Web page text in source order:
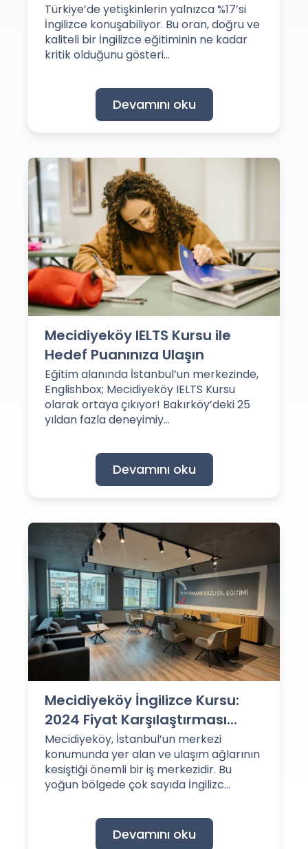
Türkiye’de yetişkinlerin yalnızca %17’si
İngilizce konuşabiliyor. Bu oran, doğru ve
kaliteli bir İngilizce eğitiminin ne kadar
kritik olduğunu gösteri...
Devamını oku
Mecidiyeköy IELTS Kursu ile
Hedef Puanınıza Ulaşın
Eğitim alanında İstanbul’un merkezinde,
Englishbox; Mecidiyeköy IELTS Kursu
olarak ortaya çıkıyor! Bakırköy’deki 25
yıldan fazla deneyimiy...
Devamını oku
Mecidiyeköy İngilizce Kursu:
2024 Fiyat Karşılaştırması...
Mecidiyeköy, İstanbul’un merkezi
konumunda yer alan ve ulaşım ağlarının
kesiştiği önemli bir iş merkezidir. Bu
yoğun bölgede çok sayıda İngilizc...
Devamını oku